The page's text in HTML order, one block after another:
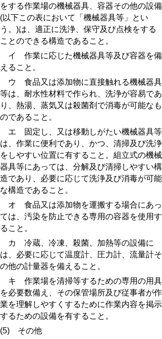
をする作業場の機械器具、容器その他の設備
(以下この表において「機械器具等」とい
う。)は、適正に洗浄、保守及び点検をする
ことのできる構造であること。
イ 作業に応じた機械器具等及び容器を備
えること。
ウ 食品又は添加物に直接触れる機械器具
等は、耐水性材料で作られ、洗浄が容易であ
り、熱湯、蒸気又は殺菌剤で消毒が可能なも
のであること。
エ 固定し、又は移動しがたい機械器具等
は、作業に便利であり、かつ、清掃及び洗浄
をしやすい位置に有すること。組立式の機械
器具等にあっては、分解及び清掃しやすい構
造であり、必要に応じて洗浄及び消毒が可能
な構造であること。
オ 食品又は添加物を運搬する場合にあっ
ては、汚染を防止できる専用の容器を使用す
ること。
カ 冷蔵、冷凍、殺菌、加熱等の設備に
は、必要に応じて温度計、圧力計、流量計そ
の他の計量器を備えること。
キ 作業場を清掃等するための専用の用具
を必要数備え、その保管場所及び従事者が作
業を理解しやすくするために作業内容を掲示
するための設備を有すること。
(5) その他